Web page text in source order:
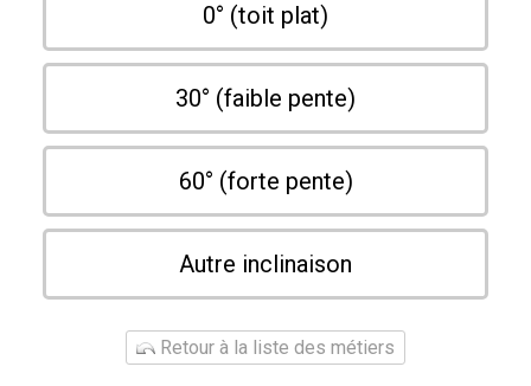
0° (toit plat)
30° (faible pente)
60° (forte pente)
Autre inclinaison
Retour à la liste des métiers